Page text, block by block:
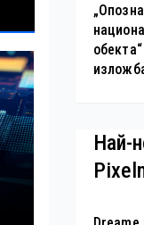
Най-